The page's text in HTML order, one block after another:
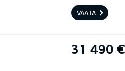
VAATA
31 490 €